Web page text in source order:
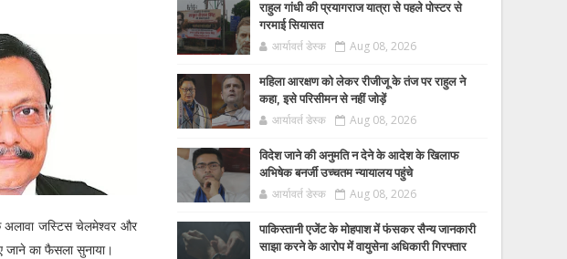
अलावा जस्टिस चेलमेश्वर और
जाने का फैसला सुनाया।
राहुल गांधी की प्रयागराज यात्रा से पहले पोस्टर से
गरमाई सियासत
आर्यावर्त डेस्क Aug 08, 2026
महिला आरक्षण को लेकर रीजीजू के तंज पर राहुल ने
कहा, इसे परिसीमन से नहीं जोड़ें
आर्यावर्त डेस्क Aug 08, 2026
विदेश जाने की अनुमति न देने के आदेश के खिलाफ
अभिषेक बनर्जी उच्चतम न्यायालय पहुंचे
आर्यावर्त डेस्क Aug 08, 2026
पाकिस्तानी एजेंट के मोहपाश में फंसकर सैन्य जानकारी
साझा करने के आरोप में वायुसेना अधिकारी गिरफ्तार